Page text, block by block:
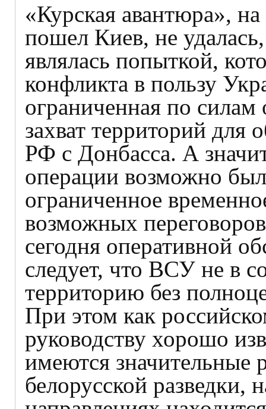
«Курская авантюра»,
пошел Киев, не
являлась попыткой,
конфликта в пользу
ограниченная по
захват территорий для
РФ с Донбасса. А
операции возможно
ограниченное
возможных
сегодня оперативной
следует, что ВСУ не в
территорию без
При этом как
руководству хорошо
имеются значительные
белорусской разведки,